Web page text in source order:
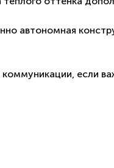
автономная
если